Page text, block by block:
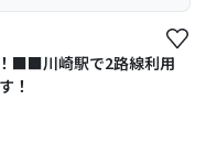
■■川崎駅で2路線利用
！